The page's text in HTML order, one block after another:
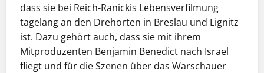
dass sie bei Reich-Ranickis Lebensverfilmung
tagelang an den Drehorten in Breslau und Lignitz
ist. Dazu gehört auch, dass sie mit ihrem
Mitproduzenten Benjamin Benedict nach Israel
fliegt und für die Szenen über das Warschauer